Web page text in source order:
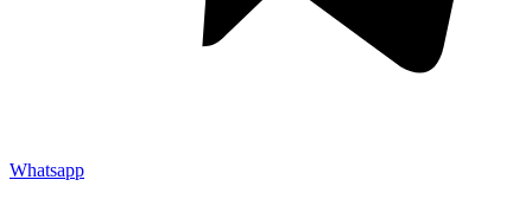
Whatsapp